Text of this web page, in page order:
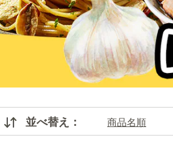
並べ替え： 商品名順